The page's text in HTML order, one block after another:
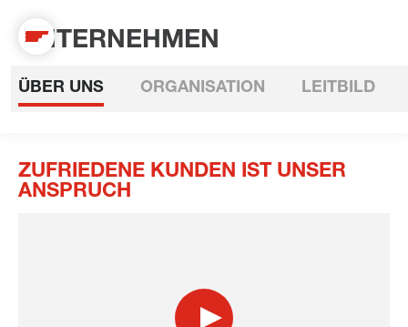
UNTERNEHMEN
ÜBER UNS ORGANISATION LEITBILD
ZUFRIEDENE KUNDEN IST UNSER
ANSPRUCH